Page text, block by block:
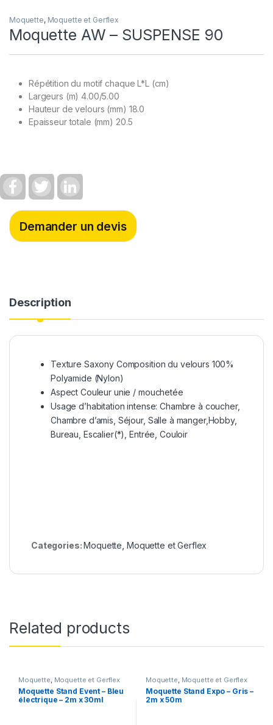
Moquette, Moquette et Gerflex
Moquette AW – SUSPENSE 90
Répétition du motif chaque L*L (cm)
Largeurs (m) 4.00/5.00
Hauteur de velours (mm) 18.0
Epaisseur totale (mm) 20.5
c
e
b
o
o
i
t
e
r
n
k
d
I
Demander un devis
Description
Texture Saxony Composition du velours 100%
Polyamide (Nylon)
Aspect Couleur unie / mouchetée
Usage d’habitation intense: Chambre à coucher,
Chambre d’amis, Séjour, Salle à manger,Hobby,
Bureau, Escalier(*), Entrée, Couloir
Categories:Moquette Moquette et Gerflex
Related products
Moquette, Moquette et Gerflex
Moquette Stand Event – Bleu
électrique – 2m x 30ml
Moquette, Moquette et Gerflex
Moquette Stand Expo – Gris –
2m x 50m